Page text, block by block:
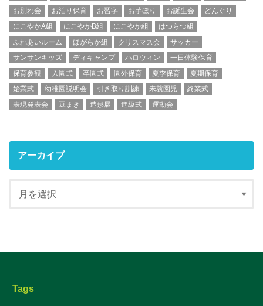
お別れ会
お泊り保育 お習字 お芋ほり お誕生会
どんぐり
にこやかA組
にこやかB組 にこやか組
はつらつ組
ふれあいルーム
ほがらか組 クリスマス会
サッカー
サンサンキッズ
ディキャンプ ハロウィン
一日体験保育
保育参観
入園式 卒園式 園外保育 夏季保育
夏期保育
始業式
幼稚園説明会 引き取り訓練 未就園児
終業式
表現発表会
豆まき 造形展 進級式 運動会
アーカイブ
Tags